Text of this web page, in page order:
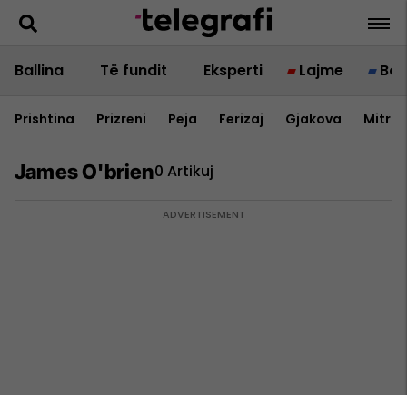
Ballina Të fundit Eksperti Lajme
Prishtina Prizreni Peja Ferizaj Gjakova
James O'brien0 Artikuj